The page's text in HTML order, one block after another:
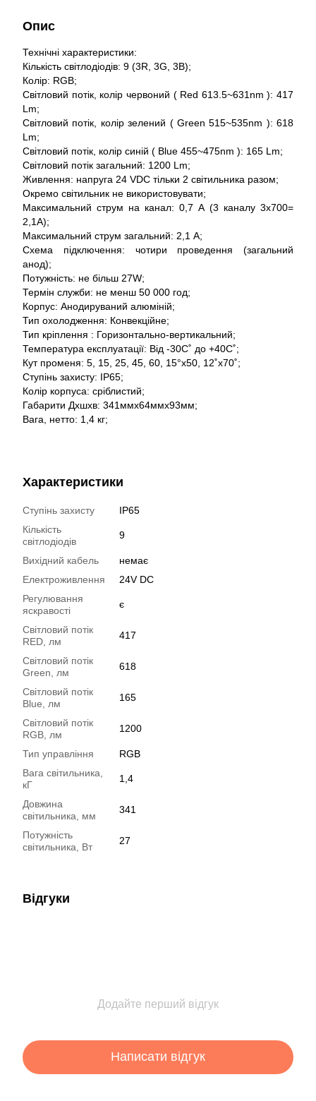
Опис
Технічні характеристики:
Кількість світлодіодів: 9 (3R, 3G, 3B);
Колір: RGB;
Світловий потік, колір червоний ( Red 613.5~631nm ): 417
Lm;
Світловий потік, колір зелений ( Green 515~535nm ): 618
Lm;
Світловий потік, колір синій ( Blue 455~475nm ): 165 Lm;
Світловий потік загальний: 1200 Lm;
Живлення: напруга 24 VDC тільки 2 світильника разом;
Окремо світильник не використовувати;
Максимальний струм на канал: 0,7 А (3 каналу 3x700=
2,1A);
Максимальний струм загальний: 2,1 А;
Схема підключення: чотири проведення (загальний
анод);
Потужність: не більш 27W;
Термін служби: не менш 50 000 год;
Корпус: Анодируваний алюміній;
Тип охолодження: Конвекційне;
Тип кріплення : Горизонтально-вертикальний;
Температура експлуатації: Від -30С˚ до +40С˚;
Кут променя: 5, 15, 25, 45, 60, 15°x50, 12˚x70˚;
Ступінь захисту: IP65;
Колір корпуса: сріблистий;
Габарити Дхшхв: 341ммх64ммх93мм;
Вага, нетто: 1,4 кг;
Характеристики
Ступінь захисту
IP65
Кількість
світлодіодів
9
Вихідний кабель
немає
Електроживлення
24V DC
Регулювання
яскравості
є
Світловий потік
RED, лм
417
Світловий потік
Green, лм
618
Світловий потік
Blue, лм
165
Світловий потік
RGB, лм
1200
Тип управління
RGB
Вага світильника,
кГ
1,4
Довжина
світильника, мм
341
Потужність
світильника, Вт
27
Відгуки
Додайте перший відгук
Написати відгук